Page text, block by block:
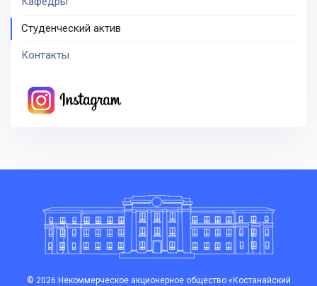
Студенческий актив
Контакты
© 2026 Некоммерческое акционерное общество «Костанайский